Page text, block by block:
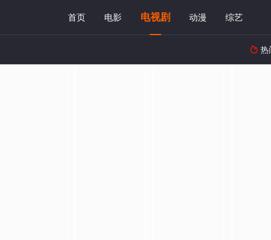
首页 电影 电视剧 动漫 综艺
 热